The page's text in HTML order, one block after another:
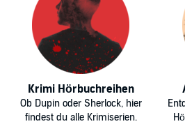
Krimi Hörbuchreihen
Ob Dupin oder Sherlock, hier
findest du alle Krimiserien.